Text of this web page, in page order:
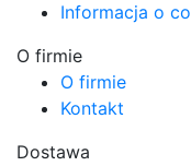
Informacja o
O firmie
O firmie
Kontakt
Dostawa